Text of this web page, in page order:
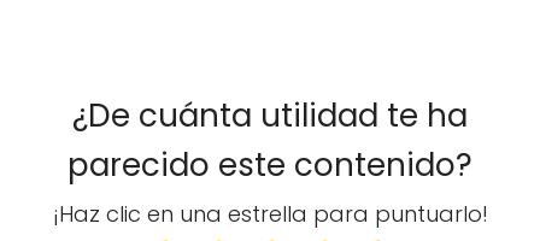
¿De cuánta utilidad te ha
parecido este contenido?
¡Haz clic en una estrella para puntuarlo!